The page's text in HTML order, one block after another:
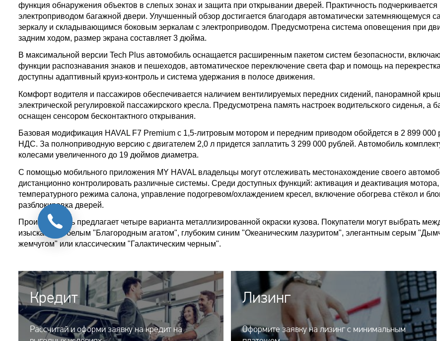
функция обнаружения объектов в слепых зонах и защита при открывании дверей. Практичность подчеркивается
электроприводом багажной двери. Улучшенный обзор достигается благодаря автоматически затемняющемуся
зеркалу и складывающимся боковым зеркалам с электроприводом. Предусмотрена система оповещения при
задним ходом, размер экрана составляет 3 дюйма.
В максимальной версии Tech Plus автомобиль оснащается расширенным пакетом систем безопасности,
функции распознавания знаков и пешеходов, автоматическое переключение света фар и помощь на
доступны адаптивный круиз-контроль и система удержания в полосе движения.
Комфорт водителя и пассажиров обеспечивается наличием вентилируемых передних сидений, панорамной
электрической регулировкой пассажирского кресла. Предусмотрена память настроек водительского сиденья, а
оснащен сенсором бесконтактного открывания.
Базовая модификация HAVAL F7 Premium с 1,5-литровым мотором и передним приводом обойдется в 2 899 000
НДС. За полноприводную версию с двигателем 2,0 л придется заплатить 3 299 000 рублей. Автомобиль
колесами увеличенного до 19 дюймов диаметра.
С помощью мобильного приложения MY HAVAL владельцы могут отслеживать местонахождение своего
дистанционно контролировать различные системы. Среди доступных функций: активация и деактивация мотора,
температурного режима салона, управление подогревом/охлаждением кресел, включение обогрева стёкол и
разблокировка дверей.
Производитель предлагает четыре варианта металлизированной окраски кузова. Покупатели могут выбрать
изысканным белым "Благородным агатом", глубоким синим "Океаническим лазуритом", элегантным серым
жемчугом" или классическим "Галактическим черным".
Кредит
Рассчитай и оформи заявку на кредит на
Лизинг
Оформите заявку на лизинг с минимальным